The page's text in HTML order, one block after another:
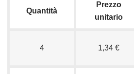
Quantità
Prezzo
unitario
4 1,34 €